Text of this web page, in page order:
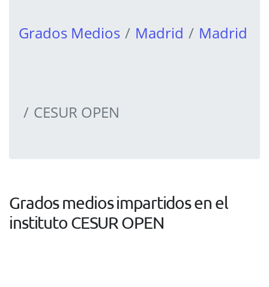
Grados Medios Madrid Madrid
CESUR OPEN
Grados medios impartidos en el
instituto CESUR OPEN